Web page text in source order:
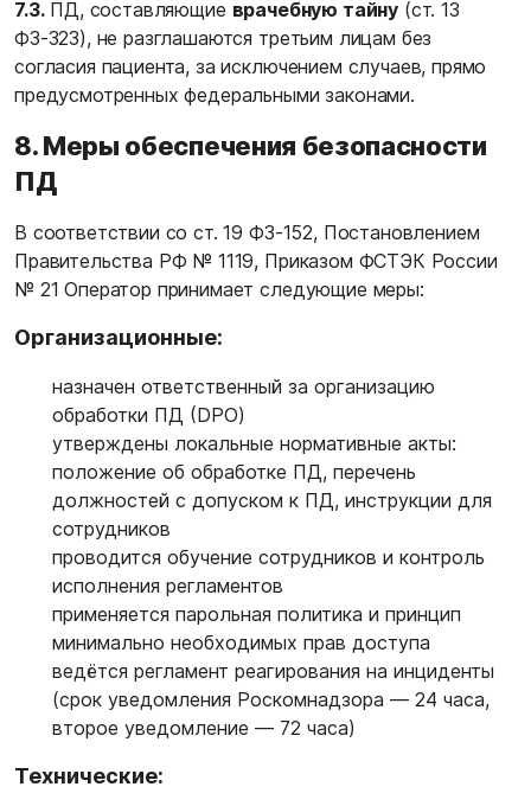
7.3.ПД, составляющие врачебную тайну (ст. 13
ФЗ-323), не разглашаются третьим лицам без
согласия пациента, за исключением случаев, прямо
предусмотренных федеральными законами.
8. Меры обеспечения безопасности
ПД
В соответствии со ст. 19 ФЗ-152, Постановлением
Правительства РФ № 1119, Приказом ФСТЭК России
№ 21 Оператор принимает следующие меры:
Организационные:
назначен ответственный за организацию
обработки ПД (DPO)
утверждены локальные нормативные акты:
положение об обработке ПД, перечень
должностей с допуском к ПД, инструкции для
сотрудников
проводится обучение сотрудников и контроль
исполнения регламентов
применяется парольная политика и принцип
минимально необходимых прав доступа
ведётся регламент реагирования на инциденты
(срок уведомления Роскомнадзора — 24 часа,
второе уведомление — 72 часа)
Технические: